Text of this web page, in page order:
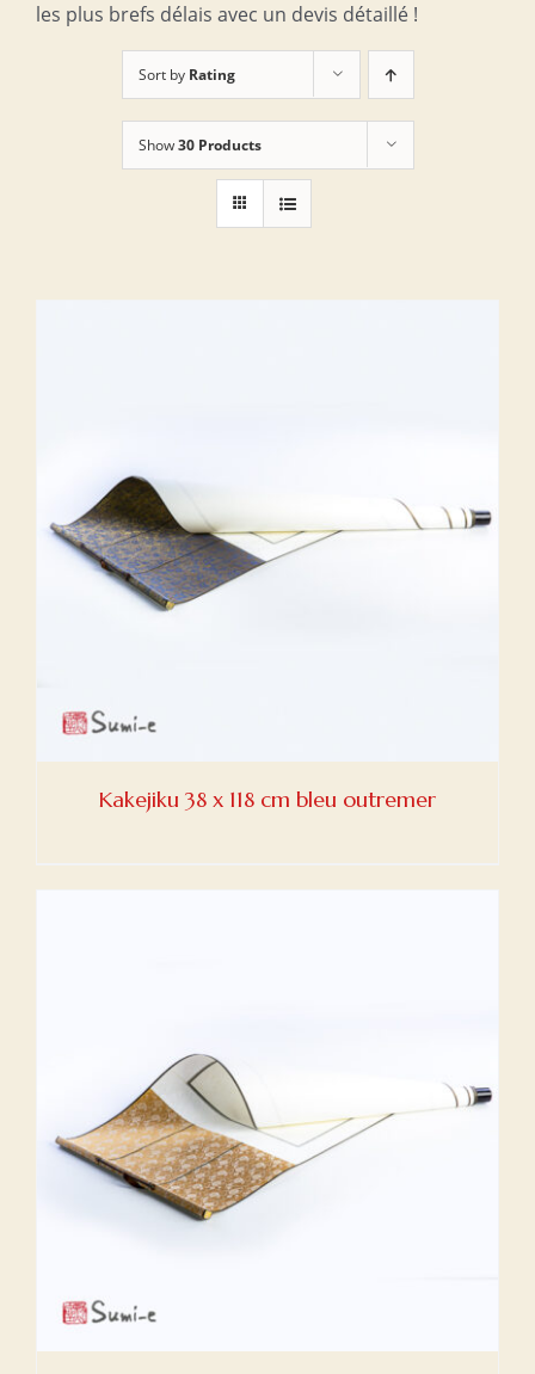
les plus brefs délais avec un devis détaillé !
Sort by Rating
Show30 Products
Kakejiku 38 x 118 cm bleu outremer